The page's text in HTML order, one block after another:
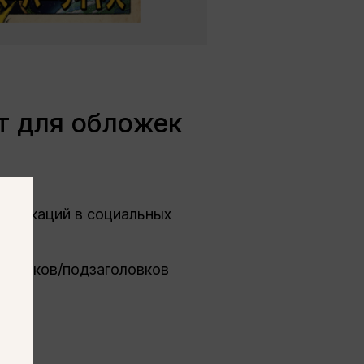
для обложек
в социальных
подзаголовков